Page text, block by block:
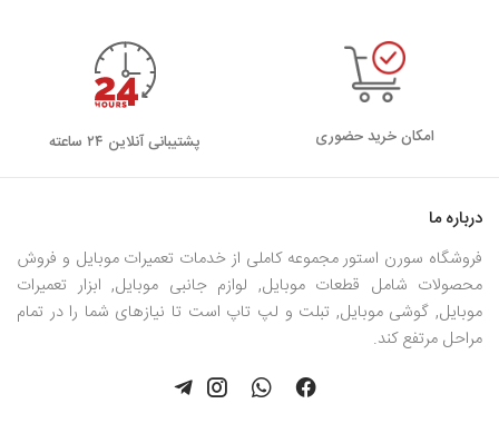
امکان خرید حضوری پشتیبانی آنلاین ۲۴ ساعته
درباره ما
فروشگاه سورن استور مجموعه کاملی از خدمات تعمیرات موبایل و فروش
محصولات شامل قطعات موبایل, لوازم جانبی موبایل, ابزار تعمیرات
موبایل, گوشی موبایل, تبلت و لپ تاپ است تا نیازهای شما را در تمام
مراحل مرتفع کند.